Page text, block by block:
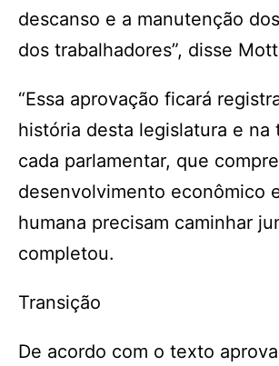
descanso e a manutenção
dos trabalhadores”, disse
“Essa aprovação ficará
história desta legislatura e na
cada parlamentar, que
desenvolvimento econômico
humana precisam caminhar
completou.
Transição
De acordo com o texto